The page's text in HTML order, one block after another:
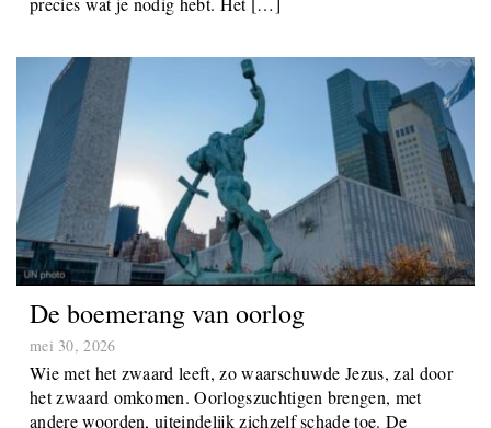
De boemerang van oorlog
mei 30, 2026
Wie met het zwaard leeft, zo waarschuwde Jezus, zal door
het zwaard omkomen. Oorlogszuchtigen brengen, met
andere woorden, uiteindelijk zichzelf schade toe. De